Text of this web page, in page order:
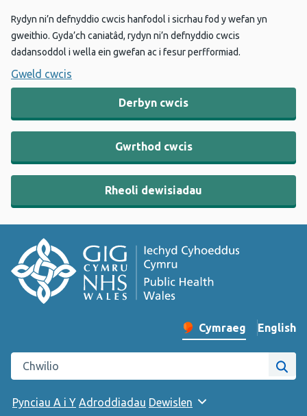
Rydyn ni’n defnyddio cwcis hanfodol i sicrhau fod y wefan yn
gweithio. Gyda’ch caniatâd, rydyn ni’n defnyddio cwcis
dadansoddol i wella ein gwefan ac i fesur perfformiad.
Gweld cwcis
Derbyn cwcis
Gwrthod cwcis
Rheoli dewisiadau
Newid iaith y wefan
Cymraeg English
–
Chwilio gwefan Iechyd Cyhoeddus Cymru
Pynciau A i Y Adroddiadau Dewislen